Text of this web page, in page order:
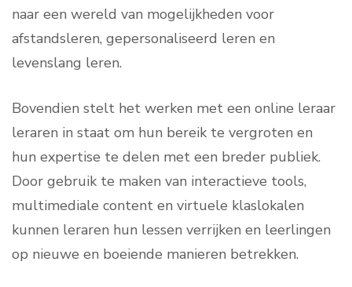
naar een wereld van mogelijkheden voor
afstandsleren, gepersonaliseerd leren en
levenslang leren.
Bovendien stelt het werken met een online leraar
leraren in staat om hun bereik te vergroten en
hun expertise te delen met een breder publiek.
Door gebruik te maken van interactieve tools,
multimediale content en virtuele klaslokalen
kunnen leraren hun lessen verrijken en leerlingen
op nieuwe en boeiende manieren betrekken.